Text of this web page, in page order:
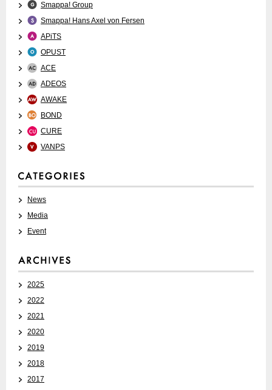
Smappa! Group
Smappa! Hans Axel von Fersen
APiTS
OPUST
ACE
ADEOS
AWAKE
BOND
CURE
VANPS
News
Media
Event
2025
2022
2021
2020
2019
2018
2017